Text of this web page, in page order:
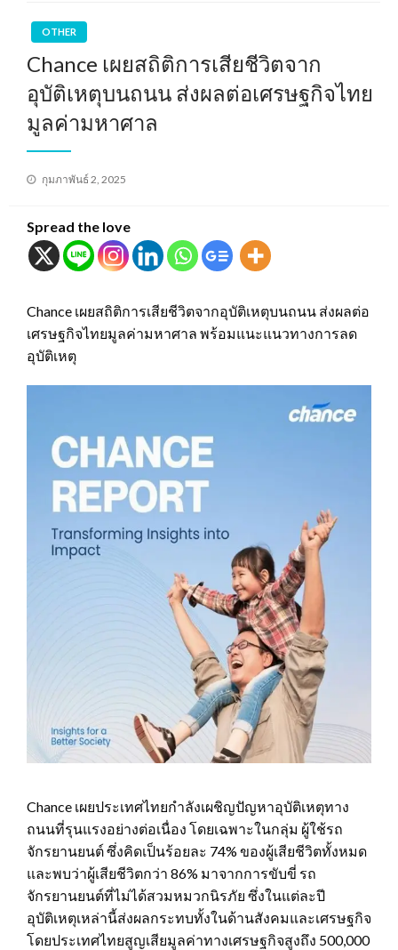
OTHER
Chance เผยสถิติการเสียชีวิตจาก
อุบัติเหตุบนถนน ส่งผลต่อเศรษฐกิจไทย
มูลค่ามหาศาล
Posted
กุมภาพันธ์ 2, 2025
Spread the love
Chance เผยสถิติการเสียชีวิตจากอุบัติเหตุบนถนน ส่งผลต่อ
เศรษฐกิจไทยมูลค่ามหาศาล พร้อมแนะแนวทางการลด
อุบัติเหตุ
Chance เผยประเทศไทยกำลังเผชิญปัญหาอุบัติเหตุทาง
ถนนที่รุนแรงอย่างต่อเนื่อง โดยเฉพาะในกลุ่ม ผู้ใช้รถ
จักรยานยนต์ ซึ่งคิดเป็นร้อยละ 74% ของผู้เสียชีวิตทั้งหมด
และพบว่าผู้เสียชีวิตกว่า 86% มาจากการขับขี่ รถ
จักรยานยนต์ที่ไม่ได้สวมหมวกนิรภัย ซึ่งในแต่ละปี
อุบัติเหตุเหล่านี้ส่งผลกระทบทั้งในด้านสังคมและเศรษฐกิจ
โดยประเทศไทยสูญเสียมูลค่าทางเศรษฐกิจสูงถึง 500,000